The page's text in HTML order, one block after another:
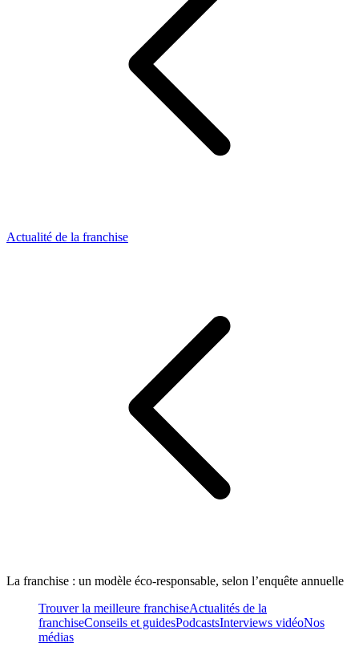
Actualité de la franchise
La franchise : un modèle éco-responsable, selon l’enquête annuelle
Trouver la meilleure franchiseActualités de la
franchiseConseils et guidesPodcastsInterviews vidéoNos
médias